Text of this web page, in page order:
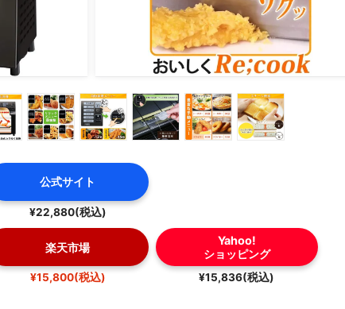
公式サイト
¥22,880(税込)
楽天市場
¥15,800(税込)
Yahoo!
ショッピング
¥15,836(税込)